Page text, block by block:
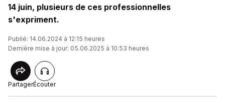
14 juin, plusieurs de ces professionnelles
s'expriment.
Publié: 14.06.2024 à 12:15 heures
Dernière mise à jour: 05.06.2025 à 10:53 heures
PartagerÉcouter